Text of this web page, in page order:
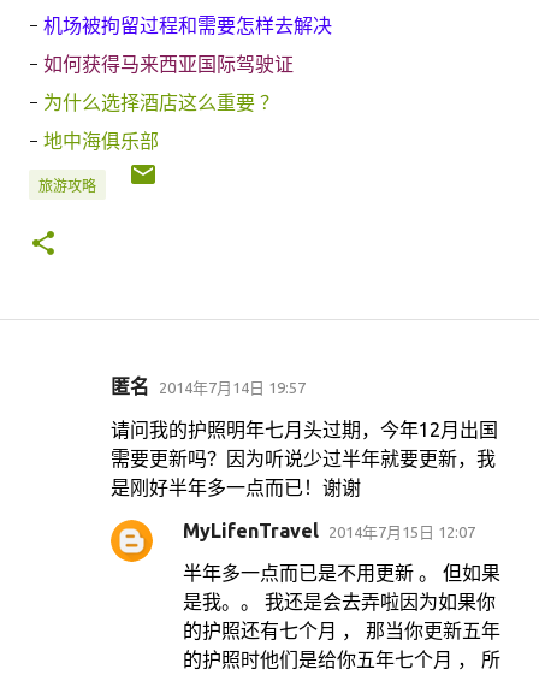
- 机场被拘留过程和需要怎样去解决
- 如何获得马来西亚国际驾驶证
- 为什么选择酒店这么重要 ？
- 地中海俱乐部
旅游攻略
匿名 2014年7月14日 19:57
请问我的护照明年七月头过期，今年12月出国
需要更新吗？因为听说少过半年就要更新，我
是刚好半年多一点而已！谢谢
MyLifenTravel
2014年7月15日 12:07
半年多一点而已是不用更新 。 但如果
是我。。 我还是会去弄啦因为如果你
的护照还有七个月 ， 那当你更新五年
的护照时他们是给你五年七个月 ， 所